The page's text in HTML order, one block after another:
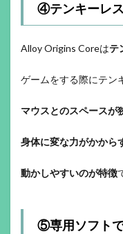
④テンキーレ
Alloy Origins Coreはテ
ゲームをする際にテン
マウスとのスペースが
身体に変な力がかから
動かしやすいのが特徴
⑤専用ソフト